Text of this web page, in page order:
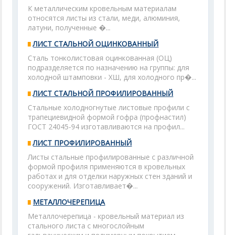
К металлическим кровельным материалам
относятся листы из стали, меди, алюминия,
латуни, полученные �...
ЛИСТ СТАЛЬНОЙ ОЦИНКОВАННЫЙ
Сталь тонколистовая оцинкованная (ОЦ)
подразделяется по назначению на группы: для
холодной штамповки - ХШ, для холодного пр�...
ЛИСТ СТАЛЬНОЙ ПРОФИЛИРОВАННЫЙ
Стальные холодногнутые листовые профили с
трапециевидной формой гофра (профнастил)
ГОСТ 24045-94 изготавливаются на профил...
ЛИСТ ПРОФИЛИРОВАННЫЙ
Листы стальные профилированные с различной
формой профиля применяются в кровельных
работах и для отделки наружных стен зданий и
сооружений. Изготавливает�...
МЕТАЛЛОЧЕРЕПИЦА
Металлочерепица - кровельный материал из
стального листа с многослойным